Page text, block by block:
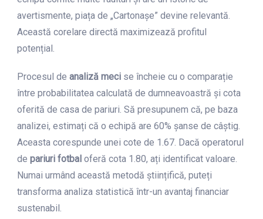
avertismente, piața de „Cartonașe” devine relevantă.
Această corelare directă maximizează profitul
potențial.
Procesul de analiză meci se încheie cu o comparație
între probabilitatea calculată de dumneavoastră și cota
oferită de casa de pariuri. Să presupunem că, pe baza
analizei, estimați că o echipă are 60% șanse de câștig.
Aceasta corespunde unei cote de 1.67. Dacă operatorul
de pariuri fotbal oferă cota 1.80, ați identificat valoare.
Numai urmând această metodă științifică, puteți
transforma analiza statistică într-un avantaj financiar
sustenabil.